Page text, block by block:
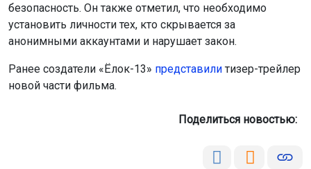
безопасность. Он также отметил, что необходимо
установить личности тех, кто скрывается за
анонимными аккаунтами и нарушает закон.
Ранее создатели «Ёлок-13» представили тизер-трейлер
новой части фильма.
Поделиться новостью: